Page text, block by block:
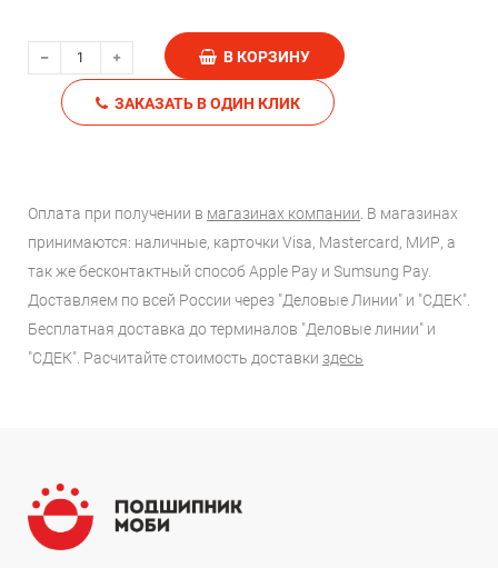
В КОРЗИНУ
ЗАКАЗАТЬ В ОДИН КЛИК
Оплата при получении в магазинах компании . В магазинах
принимаются: наличные, карточки Visa, Mastercard, МИР, а
так же бесконтактный способ Apple Pay и Sumsung Pay.
Доставляем по всей России через "Деловые Линии" и "СДЕК".
Бесплатная доставка до терминалов "Деловые линии" и
"СДЕК". Расчитайте стоимость доставки здесь